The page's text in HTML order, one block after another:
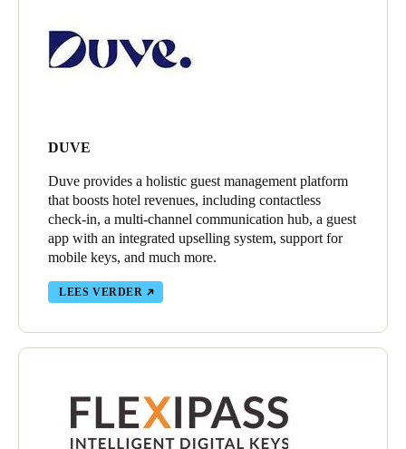
DUVE
Duve provides a holistic guest management platform
that boosts hotel revenues, including contactless
check-in, a multi-channel communication hub, a guest
app with an integrated upselling system, support for
mobile keys, and much more.
LEES VERDER